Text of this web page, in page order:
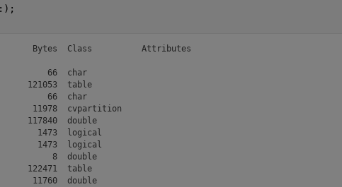
Bytes  Class          Attributes
66  char
121053  table
66  char
11978  cvpartition
117840  double
1473  logical
1473  logical
8  double
122471  table
11760  double